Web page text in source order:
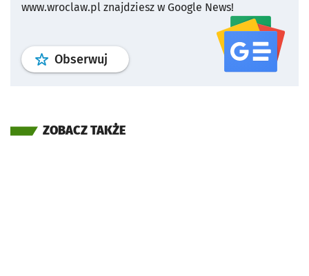
www.wroclaw.pl znajdziesz w Google News!
Obserwuj profil serwisu
ZOBACZ TAKŻE